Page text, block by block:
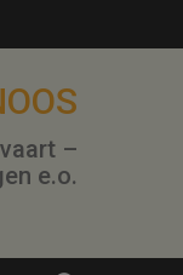
–
e.o.